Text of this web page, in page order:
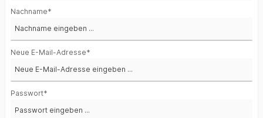
Nachname*
Neue E-Mail-Adresse*
Passwort*